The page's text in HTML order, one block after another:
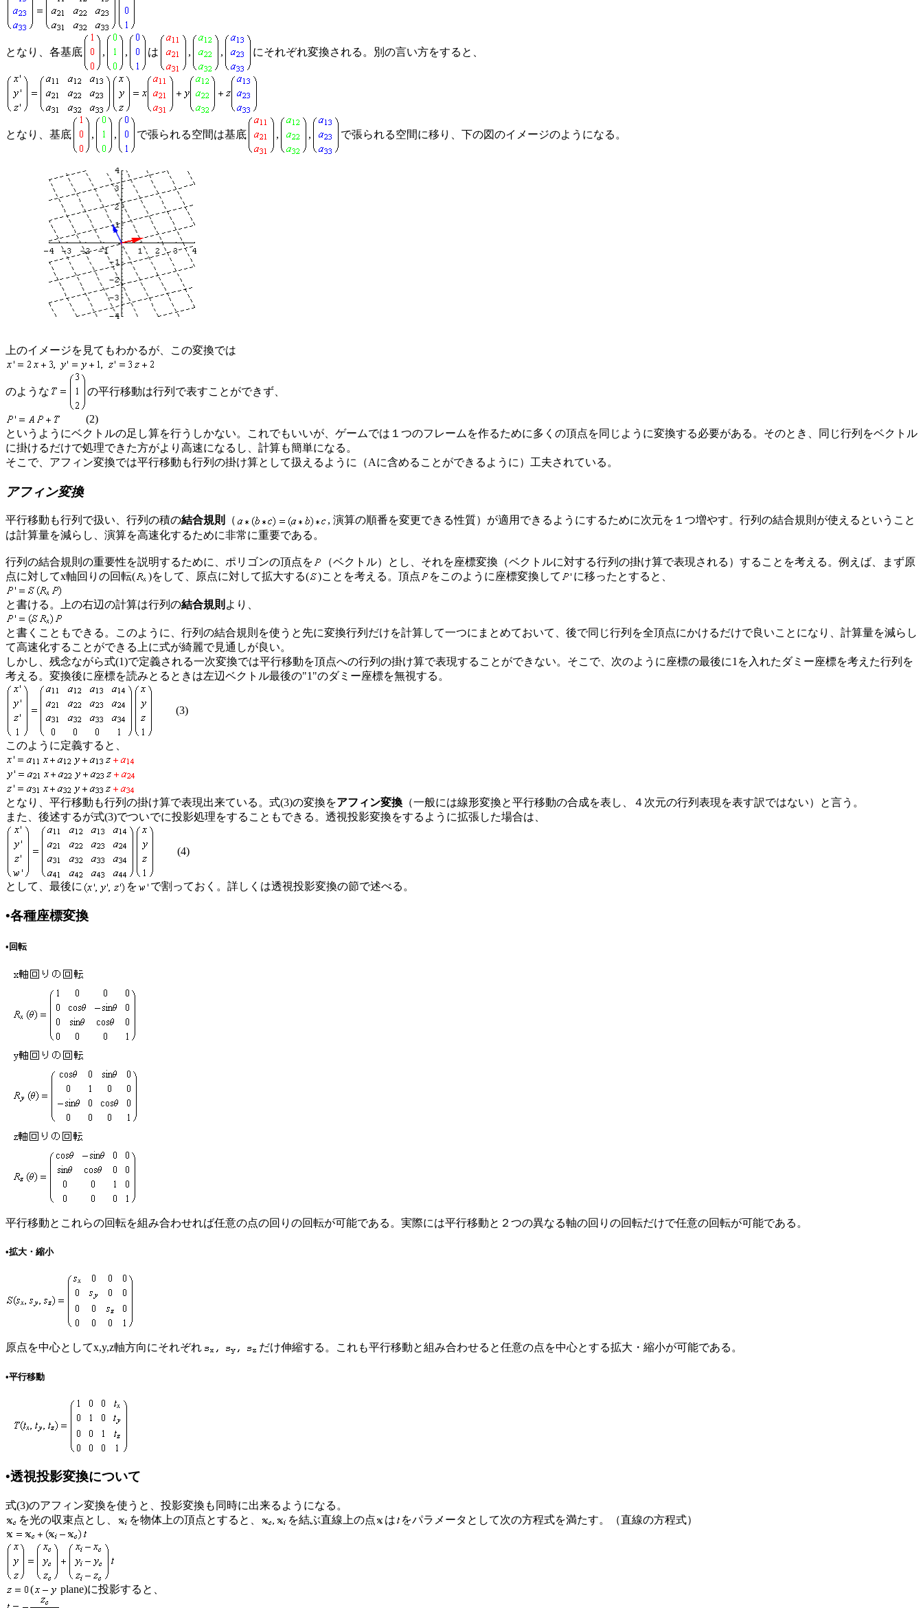
となり、各基底 は にそれぞれ変換される。別の言い方をすると、
となり、基底 で張られる空間は基底 で張られる空間に移り、下の図のイメージのようになる。
上のイメージを見てもわかるが、この変換では
のような の平行移動は行列で表すことができず、
(2)
というようにベクトルの足し算を行うしかない。これでもいいが、ゲームでは１つのフレームを作るために多くの頂点を同じように変換する必要がある。そのとき、同じ行列をベクトル
に掛けるだけで処理できた方がより高速になるし、計算も簡単になる。
そこで、アフィン変換では平行移動も行列の掛け算として扱えるように（Aに含めることができるように）工夫されている。
アフィン変換
平行移動も行列で扱い、行列の積の結合規則 （
, 演算の順番を変更できる性質）が適用できるようにするために次元を１つ増やす。行列の結合規則が使えるということ
は計算量を減らし、演算を高速化するために非常に重要である。
行列の結合規則の重要性を説明するために、ポリゴンの頂点を
（ベクトル）とし、それを座標変換（ベクトルに対する行列の掛け算で表現される）することを考える。例えば、まず原
点に対してx軸回りの回転(
)をして、原点に対して拡大する( )ことを考える。頂点 をこのように座標変換して に移ったとすると、
と書ける。上の右辺の計算は行列の結合規則 より、
と書くこともできる。このように、行列の結合規則を使うと先に変換行列だけを計算して一つにまとめておいて、後で同じ行列を全頂点にかけるだけで良いことになり、計算量を減らし
て高速化することができる上に式が綺麗で見通しが良い。
しかし、残念ながら式(1)で定義される一次変換では平行移動を頂点への行列の掛け算で表現することができない。そこで、次のように座標の最後に1を入れたダミー座標を考えた行列を
考える。変換後に座標を読みとるときは左辺ベクトル最後の"1"のダミー座標を無視する。
(3)
このように定義すると、
となり、平行移動も行列の掛け算で表現出来ている。式(3)の変換をアフィン変換 （一般には線形変換と平行移動の合成を表し、４次元の行列表現を表す訳ではない）と言う。
また、後述するが式(3)でついでに投影処理をすることもできる。透視投影変換をするように拡張した場合は、
(4)
として、最後に を で割っておく。詳しくは透視投影変換の節で述べる。
•各種座標変換
•回転
平行移動とこれらの回転を組み合わせれば任意の点の回りの回転が可能である。実際には平行移動と２つの異なる軸の回りの回転だけで任意の回転が可能である。
•拡大・縮小
原点を中心としてx,y,z軸方向にそれぞれ だけ伸縮する。これも平行移動と組み合わせると任意の点を中心とする拡大・縮小が可能である。
•平行移動
•透視投影変換について
式(3)のアフィン変換を使うと、投影変換も同時に出来るようになる。
を光の収束点とし、
を物体上の頂点とすると、 を結ぶ直線上の点 は をパラメータとして次の方程式を満たす。（直線の方程式）
( plane)に投影すると、